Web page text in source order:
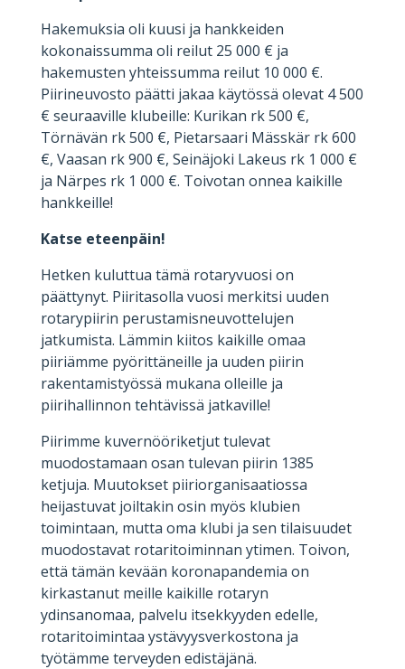
Hakemuksia oli kuusi ja hankkeiden
kokonaissumma oli reilut 25 000 € ja
hakemusten yhteissumma reilut 10 000 €.
Piirineuvosto päätti jakaa käytössä olevat 4 500
€ seuraaville klubeille: Kurikan rk 500 €,
Törnävän rk 500 €, Pietarsaari Mässkär rk 600
€, Vaasan rk 900 €, Seinäjoki Lakeus rk 1 000 €
ja Närpes rk 1 000 €. Toivotan onnea kaikille
hankkeille!
Katse eteenpäin!
Hetken kuluttua tämä rotaryvuosi on
päättynyt. Piiritasolla vuosi merkitsi uuden
rotarypiirin perustamisneuvottelujen
jatkumista. Lämmin kiitos kaikille omaa
piiriämme pyörittäneille ja uuden piirin
rakentamistyössä mukana olleille ja
piirihallinnon tehtävissä jatkaville!
Piirimme kuvernööriketjut tulevat
muodostamaan osan tulevan piirin 1385
ketjuja. Muutokset piiriorganisaatiossa
heijastuvat joiltakin osin myös klubien
toimintaan, mutta oma klubi ja sen tilaisuudet
muodostavat rotaritoiminnan ytimen. Toivon,
että tämän kevään koronapandemia on
kirkastanut meille kaikille rotaryn
ydinsanomaa, palvelu itsekkyyden edelle,
rotaritoimintaa ystävyysverkostona ja
työtämme terveyden edistäjänä.